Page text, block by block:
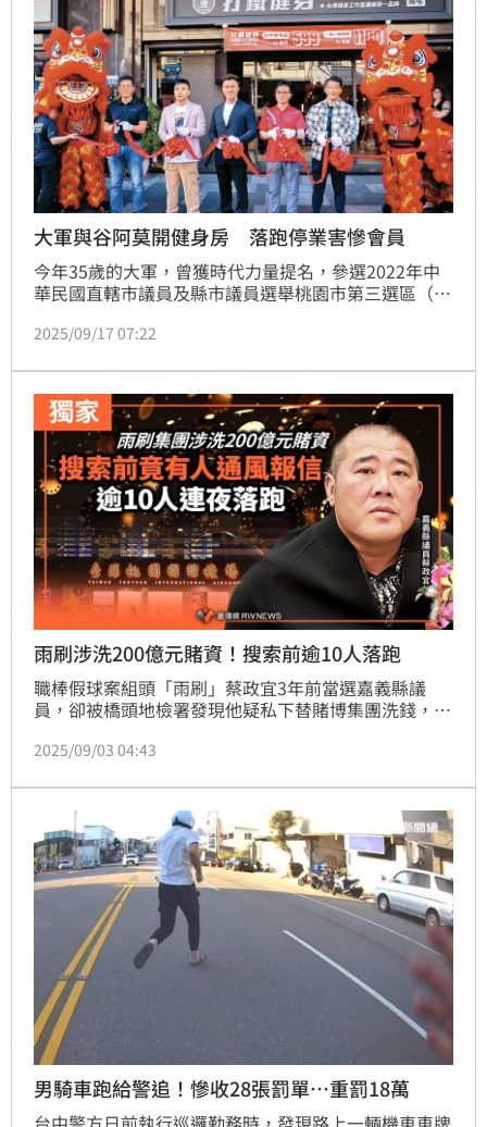
大軍與谷阿莫開健身房 落跑停業害慘會員
今年35歲的大軍，曾獲時代力量提名，參選2022年中
華民國直轄市議員及縣市議員選舉桃園市第三選區（八
證實自己因與時代力量理念不合而退黨。
2025/09/17 07:22
雨刷涉洗200億元賭資！搜索前逾10人落跑
職棒假球案組頭「雨刷」蔡政宜3年前當選嘉義縣議
員，卻被橋頭地檢署發現他疑私下替賭博集團洗錢，5
連夜落跑，經查洩密者竟是一名保全，檢察官已簽分另
聲押禁見，橋院裁定羈押禁見。
2025/09/03 04:43
男騎車跑給警追！慘收28張罰單…重罰18萬